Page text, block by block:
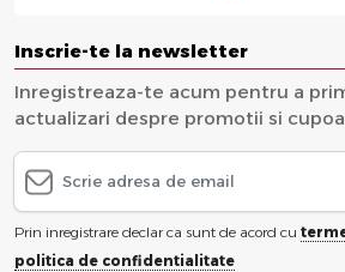
Inscrie-te la newsletter
Inregistreaza-te acum pentru a
actualizari despre promotii si
Prin inregistrare declar ca sunt de acord cu
politica de confidentialitate